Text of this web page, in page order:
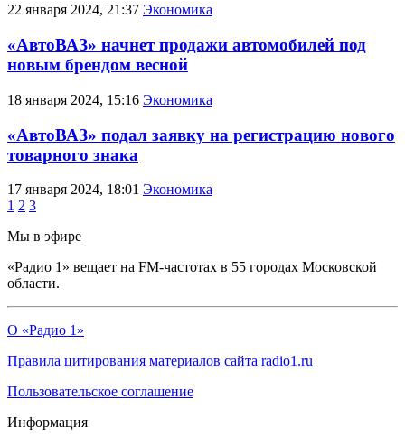
22 января 2024, 21:37 Экономика
«АвтоВАЗ» начнет продажи автомобилей под
новым брендом весной
18 января 2024, 15:16 Экономика
«АвтоВАЗ» подал заявку на регистрацию нового
товарного знака
17 января 2024, 18:01 Экономика
1 2 3
Мы в эфире
«Радио 1» вещает на FM-частотах в 55 городах Московской
области.
О «Радио 1»
Правила цитирования материалов сайта radio1.ru
Пользовательское соглашение
Информация